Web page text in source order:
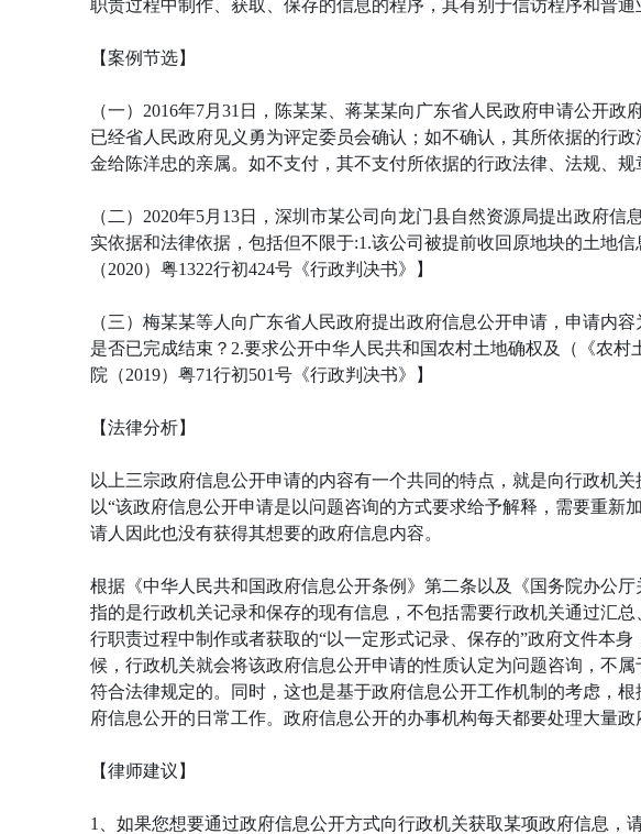
职责过程中制作、获取、保存的信息的程序，其有别于信访程序和普
【案例节选】
（一）2016年7月31日，陈某某、蒋某某向广东省人民政府申请公开
已经省人民政府见义勇为评定委员会确认；如不确认，其所依据的行
金给陈洋忠的亲属。如不支付，其不支付所依据的行政法律、法规、
（二）2020年5月13日，深圳市某公司向龙门县自然资源局提出政府
实依据和法律依据，包括但不限于:1.该公司被提前收回原地块的土地
（2020）粤1322行初424号《行政判决书》】
（三）梅某某等人向广东省人民政府提出政府信息公开申请，申请内
是否已完成结束？2.要求公开中华人民共和国农村土地确权及（《农
院（2019）粤71行初501号《行政判决书》】
【法律分析】
以上三宗政府信息公开申请的内容有一个共同的特点，就是向行政机
以“该政府信息公开申请是以问题咨询的方式要求给予解释，需要重
请人因此也没有获得其想要的政府信息内容。
根据《中华人民共和国政府信息公开条例》第二条以及《国务院办公
指的是行政机关记录和保存的现有信息，不包括需要行政机关通过汇
行职责过程中制作或者获取的“以一定形式记录、保存的”政府文件本
候，行政机关就会将该政府信息公开申请的性质认定为问题咨询，不
符合法律规定的。同时，这也是基于政府信息公开工作机制的考虑，
府信息公开的日常工作。政府信息公开的办事机构每天都要处理大量
【律师建议】
1、如果您想要通过政府信息公开方式向行政机关获取某项政府信息